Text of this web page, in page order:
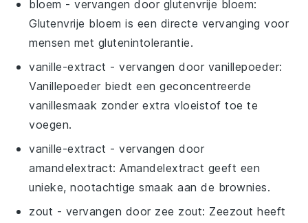
bloem - vervangen door glutenvrije bloem:
Glutenvrije bloem is een directe vervanging voor
mensen met glutenintolerantie.
vanille-extract - vervangen door vanillepoeder:
Vanillepoeder biedt een geconcentreerde
vanillesmaak zonder extra vloeistof toe te
voegen.
vanille-extract - vervangen door
amandelextract: Amandelextract geeft een
unieke, nootachtige smaak aan de brownies.
zout - vervangen door zee zout: Zeezout heeft